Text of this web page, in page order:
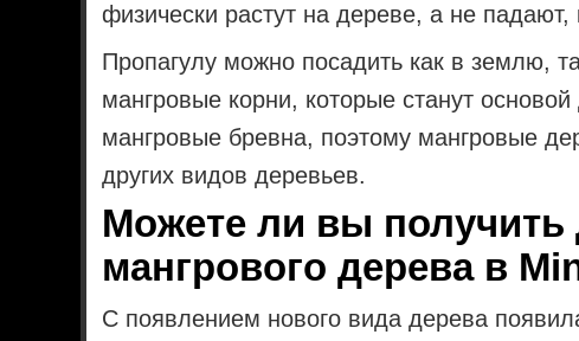
физически растут на дереве, а не падают,
Пропагулу можно посадить как в землю,
мангровые корни, которые станут
мангровые бревна, поэтому мангровые
других видов деревьев.
Можете ли вы получить
мангрового дерева в
С появлением нового вида дерева